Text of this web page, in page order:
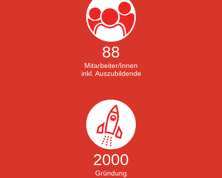
88
Mitarbeiter/Innen
inkl. Auszubildende
2000
Gründung